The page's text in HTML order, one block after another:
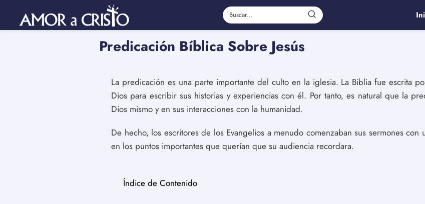
Predicación Bíblica Sobre Jesús
La predicación es una parte importante del culto en la iglesia. La Biblia fue escrita
Dios para escribir sus historias y experiencias con él. Por tanto, es natural que la
Dios mismo y en sus interacciones con la humanidad.
De hecho, los escritores de los Evangelios a menudo comenzaban sus sermones
en los puntos importantes que querían que su audiencia recordara.
Índice de Contenido